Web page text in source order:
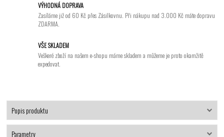
VÝHODNÁ DOPRAVA
Zasíláme již od 60 Kč přes Zásilkovnu. Při nákupu nad 3.000 Kč máte dopravu
ZDARMA.
VŠE SKLADEM
Veškeré zboží na našem e-shopu máme skladem a můžeme je proto okamžitě
expedovat.
Popis produktu
Parametry